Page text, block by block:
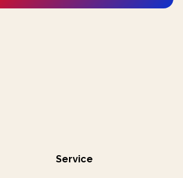
Service